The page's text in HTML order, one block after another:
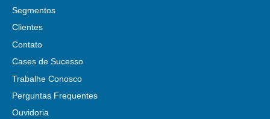
Segmentos
Clientes
Contato
Cases de Sucesso
Trabalhe Conosco
Perguntas Frequentes
Ouvidoria